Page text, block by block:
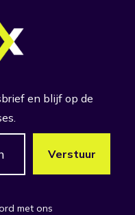
en blijf op de
met ons